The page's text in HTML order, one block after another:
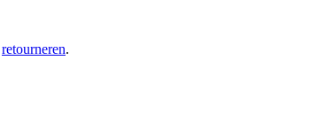
retourneren.